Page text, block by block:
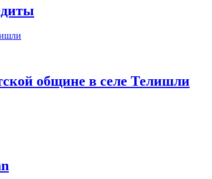
общине в селе Телишли